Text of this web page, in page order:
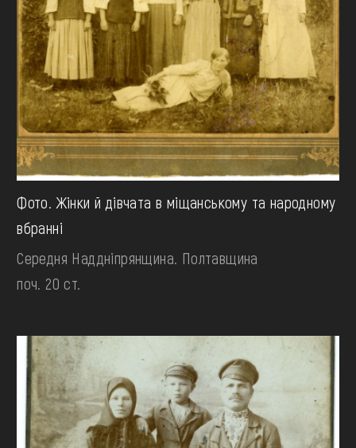
Фото. Жінки й дівчата в міщанському та народному
вбранні
Середня Наддніпрянщина. Полтавщина
поч. 20 ст.